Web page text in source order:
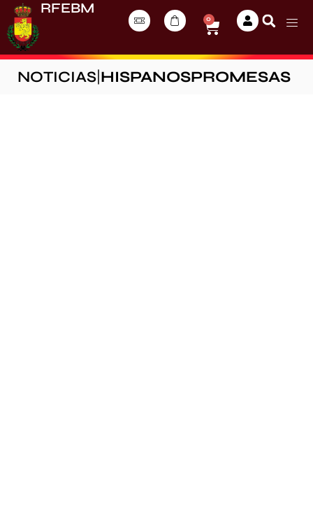
RFEBM
0
NOTICIAS HISPANOSPROMESAS